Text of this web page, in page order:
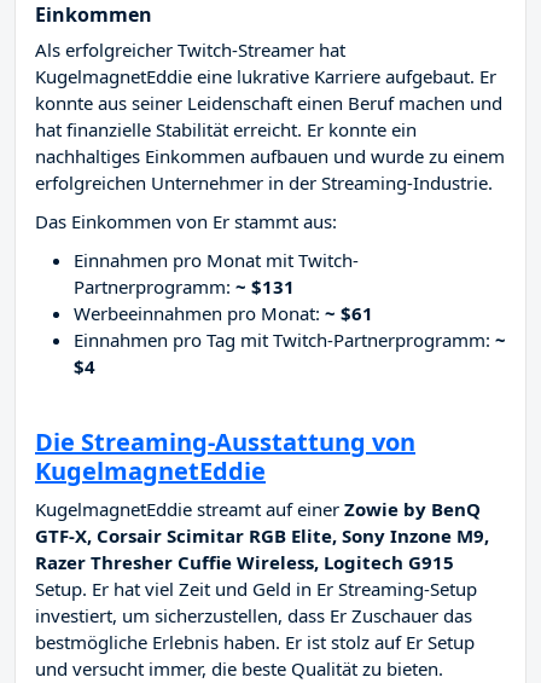
Einkommen
Als erfolgreicher Twitch-Streamer hat
KugelmagnetEddie eine lukrative Karriere aufgebaut. Er
konnte aus seiner Leidenschaft einen Beruf machen und
hat finanzielle Stabilität erreicht. Er konnte ein
nachhaltiges Einkommen aufbauen und wurde zu einem
erfolgreichen Unternehmer in der Streaming-Industrie.
Das Einkommen von Er stammt aus:
Einnahmen pro Monat mit Twitch-
Partnerprogramm: ~ $131
Werbeeinnahmen pro Monat: ~ $61
Einnahmen pro Tag mit Twitch-Partnerprogramm: ~
$4
Die Streaming-Ausstattung von
KugelmagnetEddie
KugelmagnetEddie streamt auf einer Zowie by BenQ
GTF-X, Corsair Scimitar RGB Elite, Sony Inzone M9,
Razer Thresher Cuffie Wireless, Logitech G915
Setup. Er hat viel Zeit und Geld in Er Streaming-Setup
investiert, um sicherzustellen, dass Er Zuschauer das
bestmögliche Erlebnis haben. Er ist stolz auf Er Setup
und versucht immer, die beste Qualität zu bieten.